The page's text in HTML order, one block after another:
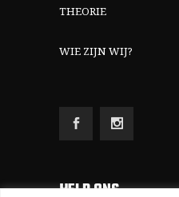
THEORIE
WIE ZIJN WIJ?
HELP ONS